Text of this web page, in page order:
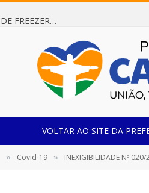
Dispensa de Licitação 084/2026/SEMED (AQUISIÇÃO DE FREEZER PARA ATENDER A SECRETARIA MUNICIPAL DE EDUCAÇÃO DO MUNICÍPIO DE CASTANHAL/PA.)
VOLTAR AO SITE DA
» Covid-19 » INEXIGIBILIDADE Nº 020/2020 (SELEÇÃO DE 100 (CEM)